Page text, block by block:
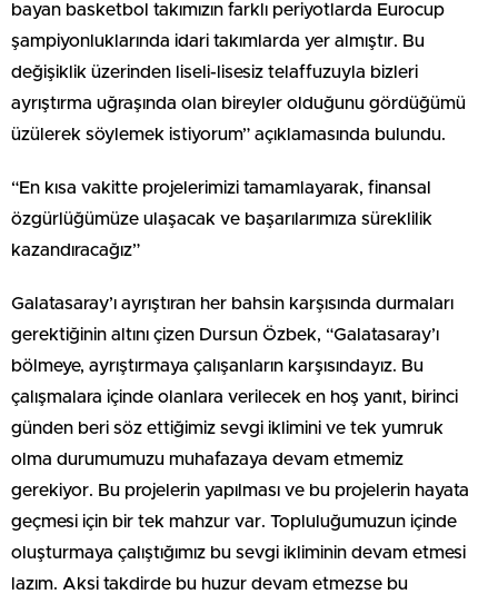
bayan basketbol takımızın farklı periyotlarda Eurocup
şampiyonluklarında idari takımlarda yer almıştır. Bu
değişiklik üzerinden liseli-lisesiz telaffuzuyla bizleri
ayrıştırma uğraşında olan bireyler olduğunu gördüğümü
üzülerek söylemek istiyorum” açıklamasında bulundu.
“En kısa vakitte projelerimizi tamamlayarak, finansal
özgürlüğümüze ulaşacak ve başarılarımıza süreklilik
kazandıracağız”
Galatasaray’ı ayrıştıran her bahsin karşısında durmaları
gerektiğinin altını çizen Dursun Özbek, “Galatasaray’ı
bölmeye, ayrıştırmaya çalışanların karşısındayız. Bu
çalışmalara içinde olanlara verilecek en hoş yanıt, birinci
günden beri söz ettiğimiz sevgi iklimini ve tek yumruk
olma durumumuzu muhafazaya devam etmemiz
gerekiyor. Bu projelerin yapılması ve bu projelerin hayata
geçmesi için bir tek mahzur var. Topluluğumuzun içinde
oluşturmaya çalıştığımız bu sevgi ikliminin devam etmesi
lazım. Aksi takdirde bu huzur devam etmezse bu